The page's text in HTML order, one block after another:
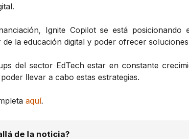
Ignite Copilot se está posicionando
la educación digital y poder ofrecer
del sector EdTech estar en constante
llevar a cabo estas estrategias.
aquí.
de la noticia?